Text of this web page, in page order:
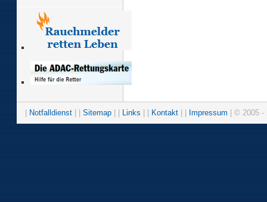
Notfalldienst Sitemap Links Kontakt Impressum | © 2005 -